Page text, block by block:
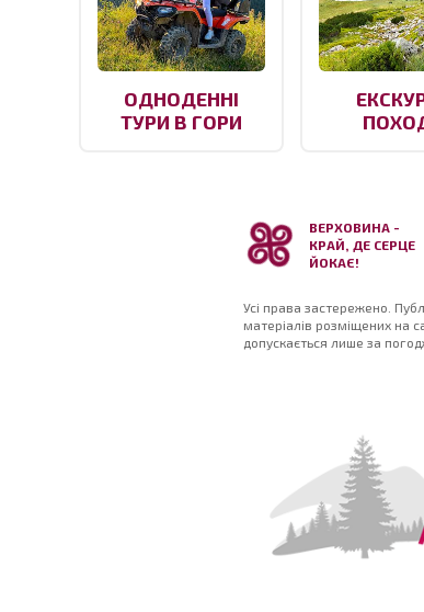
ОДНОДЕННІ
ТУРИ В ГОРИ
ВЕРХОВИНА -
КРАЙ, ДЕ СЕРЦЕ
ЙОКАЄ!
Усі права застережено.
матеріалів розміщених на
допускається лише за